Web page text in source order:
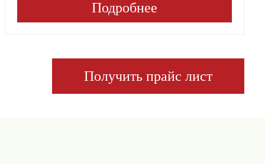
Подробнее
Получить прайс лист